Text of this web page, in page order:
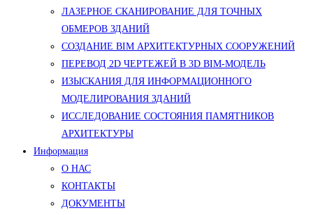
ЛАЗЕРНОЕ СКАНИРОВАНИЕ ДЛЯ ТОЧНЫХ
ОБМЕРОВ ЗДАНИЙ
СОЗДАНИЕ BIM АРХИТЕКТУРНЫХ СООРУЖЕНИЙ
ПЕРЕВОД 2D ЧЕРТЕЖЕЙ В 3D BIM-МОДЕЛЬ
ИЗЫСКАНИЯ ДЛЯ ИНФОРМАЦИОННОГО
МОДЕЛИРОВАНИЯ ЗДАНИЙ
ИССЛЕДОВАНИЕ СОСТОЯНИЯ ПАМЯТНИКОВ
АРХИТЕКТУРЫ
Информация
О НАС
КОНТАКТЫ
ДОКУМЕНТЫ